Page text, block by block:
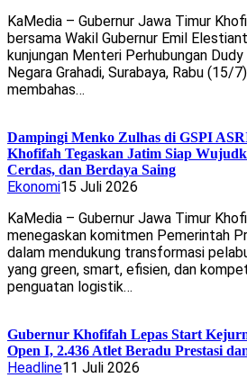
KaMedia – Gubernur Jawa Timur
bersama Wakil Gubernur Emil
kunjungan Menteri Perhubungan
Negara Grahadi, Surabaya, Rabu
membahas…
Dampingi Menko Zulhas di GSPI
Khofifah Tegaskan Jatim Siap
Cerdas, dan Berdaya Saing
Ekonomi15 Juli 2026
KaMedia – Gubernur Jawa Timur
menegaskan komitmen Pemerintah
dalam mendukung transformasi
yang green, smart, efisien, dan
penguatan logistik…
Gubernur Khofifah Lepas Start
Open I, 2.436 Atlet Beradu Prestasi
Headline11 Juli 2026